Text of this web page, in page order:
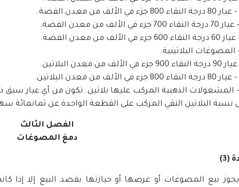
800 جزء في الألف من معدن الفضة.
700 جزء في الألف من معدن الفضة.
600 جزء في الألف من معدن الفضة.
900 جزء في الألف من معدن البلاتين.
800 جزء في الألف من معدن البلاتين.
4 - المشغولات الذهبية المركب عليها بلاتين. تكون من أي عيار سبق
نسبة البلاتين النقي المركب على القطعة الواحدة عن ثمانمائة
الفصل الثالث
دمغ المصوغات
(3)
يجوز بيع المصوغات أو عرضها أو حيازتها بقصد البيع إلا إذا